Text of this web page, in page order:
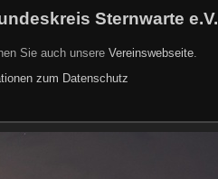
Sternwarte e.V.
Sie auch unsere Vereinswebseite.
zum Datenschutz